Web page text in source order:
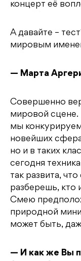
концерт её
А давайте –
мировым
— Марта
Совершенно
мировой сцене.
мы
новейших
но и в таких
сегодня
так развита,
разберешь, кто
Смею
природной
может быть,
— И как же Вы